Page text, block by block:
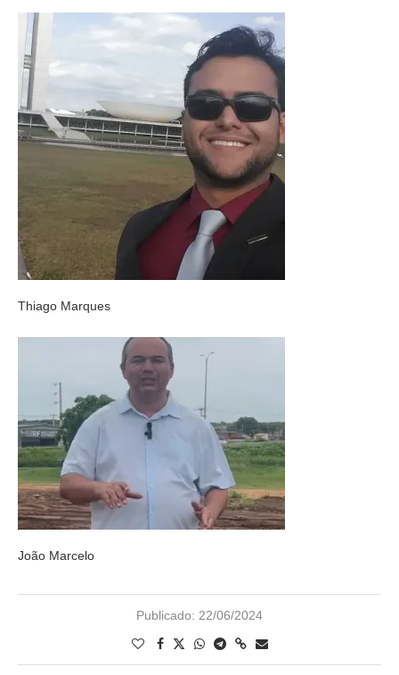
Thiago Marques
João Marcelo
Publicado: 22/06/2024